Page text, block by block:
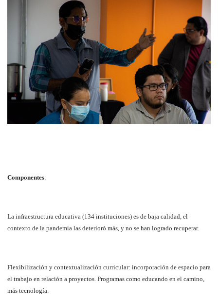
Componentes:
La infraestructura educativa (134 instituciones) es de baja calidad, el
contexto de la pandemia las deterioró más, y no se han logrado recuperar.
Flexibilización y contextualización curricular: incorporación de espacio para
el trabajo en relación a proyectos. Programas como educando en el camino,
más tecnología.